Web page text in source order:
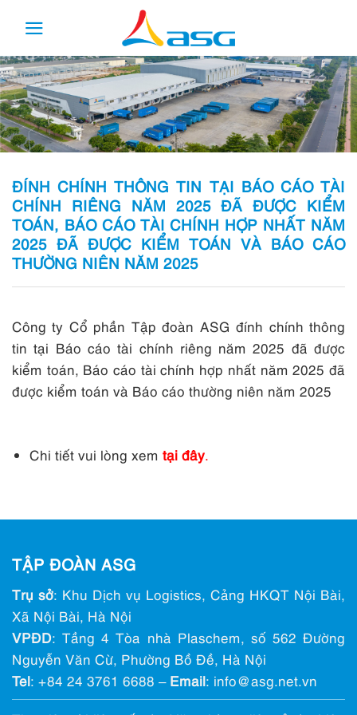
content
ĐÍNH CHÍNH THÔNG TIN TẠI BÁO CÁO TÀI
CHÍNH RIÊNG NĂM 2025 ĐÃ ĐƯỢC KIỂM
TOÁN, BÁO CÁO TÀI CHÍNH HỢP NHẤT NĂM
2025 ĐÃ ĐƯỢC KIỂM TOÁN VÀ BÁO CÁO
THƯỜNG NIÊN NĂM 2025
Công ty Cổ phần Tập đoàn ASG đính chính thông
tin tại Báo cáo tài chính riêng năm 2025 đã được
kiểm toán, Báo cáo tài chính hợp nhất năm 2025 đã
được kiểm toán và Báo cáo thường niên năm 2025
Chi tiết vui lòng xemtại đây
TẬP ĐOÀN ASG
Trụ sở: Khu Dịch vụ Logistics, Cảng HKQT Nội Bài,
Xã Nội Bài, Hà Nội
VPĐD: Tầng 4 Tòa nhà Plaschem, số 562 Đường
Nguyễn Văn Cừ, Phường Bồ Đề, Hà Nội
Tel: +84 24 3761 6688 – Email: info@ asg.net.vn